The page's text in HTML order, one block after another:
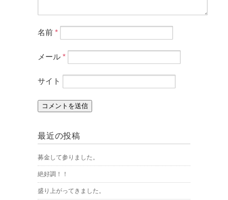
名前 *
メール *
サイト
最近の投稿
募金して参りました。
絶好調！！
盛り上がってきました。